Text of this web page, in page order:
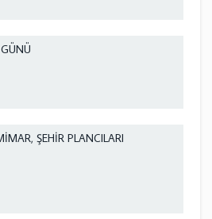
ŞEHİR PLANCILARI